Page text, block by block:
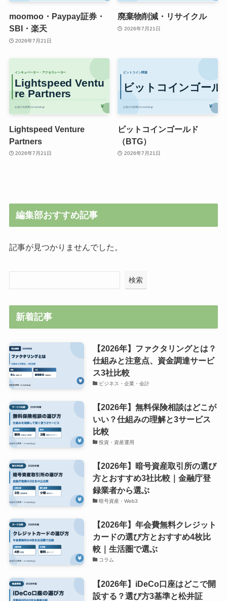
moomoo・Paypay証券・
SBI・楽天
2026年7月21日
廃棄物削減・リサイクル
2026年7月21日
Lightspeed Venture
Partners
2026年7月21日
ビットコインゴールド
（BTG）
2026年7月21日
編集部おすすめ記事
記事が見つかりませんでした。
検索
新着記事
【2026年】ファクタリングとは？
仕組みと注意点、資金調達サービ
ス3社比較
ビジネス・企業・会計
【2026年】無料保険相談はどこが
いい？仕組みの理解と3サービス
比較
投資・資産運用
【2026年】暗号資産取引所の選び
方とおすすめ3社比較｜金融庁登
録業者から選ぶ
暗号資産・Web3
【2026年】年会費無料クレジット
カードの選び方とおすすめ4枚比
較｜生活圏で選ぶ
コラム
【2026年】iDeCo口座はどこで開
設する？選び方3基準と松井証